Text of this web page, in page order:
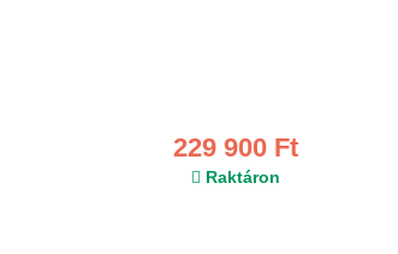
229 900 Ft
Raktáron